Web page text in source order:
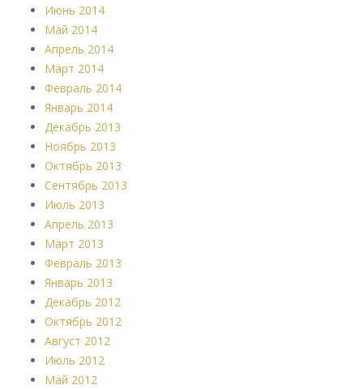
Июнь 2014
Май 2014
Апрель 2014
Март 2014
Февраль 2014
Январь 2014
Декабрь 2013
Ноябрь 2013
Октябрь 2013
Сентябрь 2013
Июль 2013
Апрель 2013
Март 2013
Февраль 2013
Январь 2013
Декабрь 2012
Октябрь 2012
Август 2012
Июль 2012
Май 2012